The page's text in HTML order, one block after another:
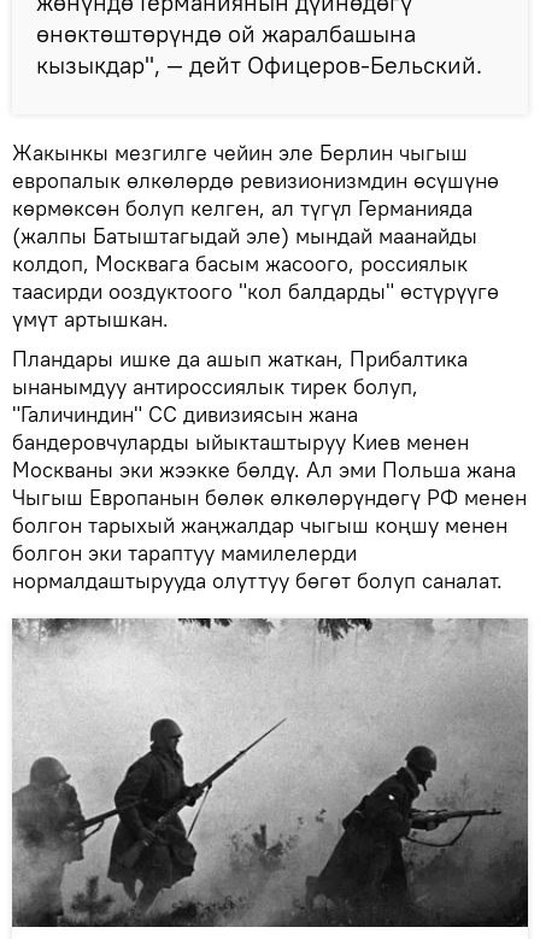
өнөктөштөрүндө ой жаралбашына
кызыкдар", — дейт Офицеров-Бельский.
Жакынкы мезгилге чейин эле Берлин чыгыш
европалык өлкөлөрдө ревизионизмдин өсүшүнө
көрмөксөн болуп келген, ал түгүл Германияда
(жалпы Батыштагыдай эле) мындай маанайды
колдоп, Москвага басым жасоого, россиялык
таасирди ооздуктоого "кол балдарды" өстүрүүгө
үмүт артышкан.
Пландары ишке да ашып жаткан, Прибалтика
ынанымдуу антироссиялык тирек болуп,
"Галичиндин" СС дивизиясын жана
бандеровчуларды ыйыкташтыруу Киев менен
Москваны эки жээкке бөлдү. Ал эми Польша жана
Чыгыш Европанын бөлөк өлкөлөрүндөгү РФ менен
болгон тарыхый жаңжалдар чыгыш коңшу менен
болгон эки тараптуу мамилелерди
нормалдаштырууда олуттуу бөгөт болуп саналат.